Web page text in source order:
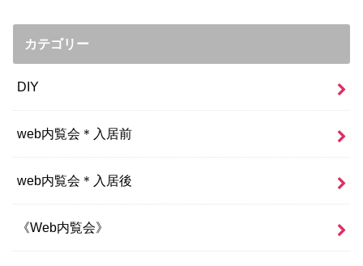
カテゴリー
DIY
web内覧会＊入居前
web内覧会＊入居後
《Web内覧会》